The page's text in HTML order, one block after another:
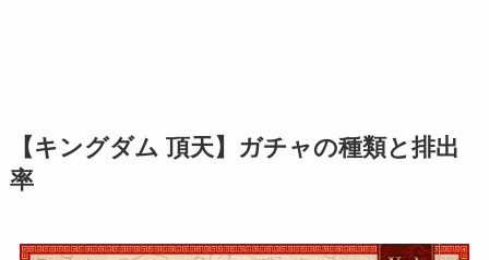
【キングダム 頂天】ガチャの種類と排出
率